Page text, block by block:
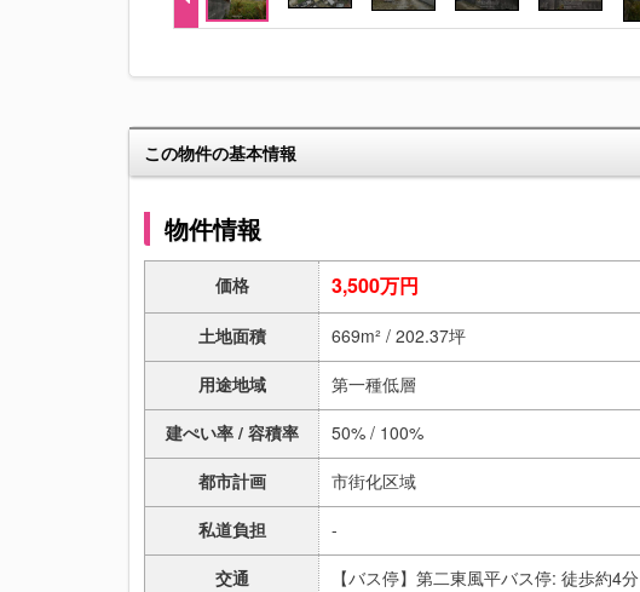
この物件の基本情報
物件情報
価格 3,500万円
土地面積 669m² / 202.37坪
用途地域
第一種低層
建ぺい率 / 容積率
50% / 100%
都市計画
市街化区域
私道負担
-
交通
【バス停】第二東風平バス停: 徒歩約4分